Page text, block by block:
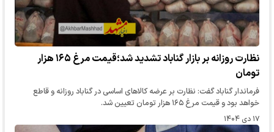
نظارت روزانه بر بازار گناباد تشدید شد؛قیمت مرغ ۱۶۵ هزار
تومان
فرماندار گناباد گفت: نظارت بر عرضه کالاهای اساسی در گناباد روزانه و قاطع
خواهد بود و قیمت مرغ ۱۶۵ هزار تومان تعیین شد.
۱۷ دی ۱۴۰۴